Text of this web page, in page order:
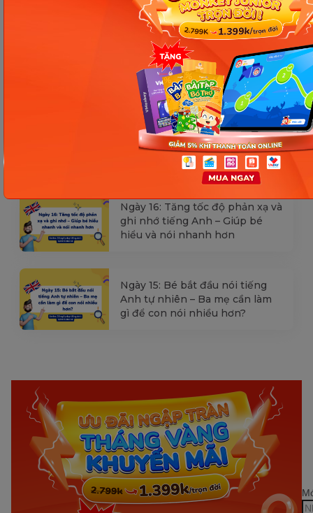
Ngày 18: Vì sao bé nhanh quên
từ tiếng Anh? Cách giúp con
nhớ lâu mà không cần học
nhiều
Ngày 17: Bé nhận diện từ nhanh
qua hình ảnh – Chìa khóa giúp
con hiểu ngay không cần dịch
Ngày 16: Tăng tốc độ phản xạ và
ghi nhớ tiếng Anh – Giúp bé
hiểu và nói nhanh hơn
Ngày 15: Bé bắt đầu nói tiếng
Anh tự nhiên – Ba mẹ cần làm
gì để con nói nhiều hơn?